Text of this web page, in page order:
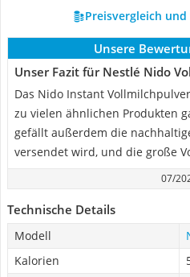
Preisvergleich
Unsere
Unser Fazit für Nestlé Nido
Das Nido Instant
zu vielen ähnlichen Produkten
gefällt außerdem die
versendet wird, und die große
07/
Technische Details
Modell
Kalorien